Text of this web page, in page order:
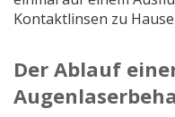
Kontaktlinsen zu
Der Ablauf